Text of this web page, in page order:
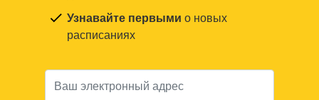
Узнавайте первыми о новых
расписаниях